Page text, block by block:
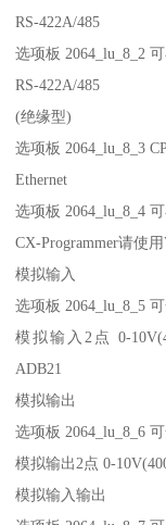
RS-422A/485
选项板 2064_lu_8_2
RS-422A/485
(绝缘型)
选项板 2064_lu_8_3
Ethernet
选项板 2064_lu_8_4
CX-Programmer请使
模拟输入
选项板 2064_lu_8_5
模拟输入2点 0-
ADB21
模拟输出
选项板 2064_lu_8_6
模拟输出2点 0-
模拟输入输出